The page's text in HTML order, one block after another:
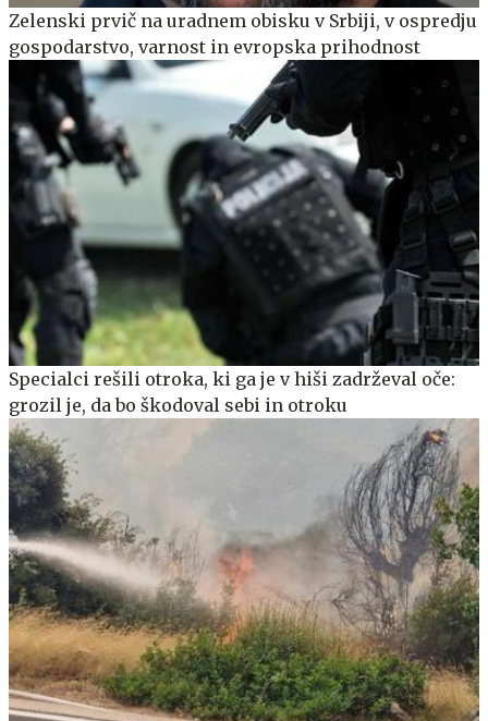
Zelenski prvič na uradnem obisku v Srbiji, v ospredju
gospodarstvo, varnost in evropska prihodnost
Specialci rešili otroka, ki ga je v hiši zadrževal oče:
grozil je, da bo škodoval sebi in otroku